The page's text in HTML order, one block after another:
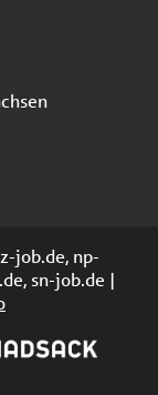
job.de, np-
sn-job.de |